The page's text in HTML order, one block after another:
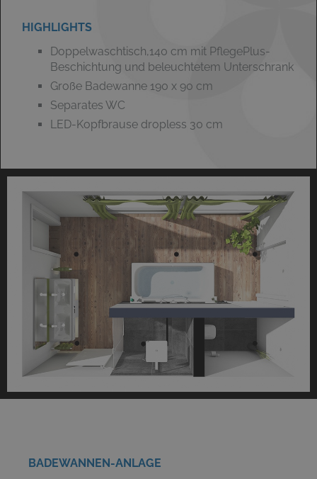
HIGHLIGHTS
Doppelwaschtisch,140 cm mit PflegePlus-
Beschichtung und beleuchtetem Unterschrank
Große Badewanne 190 x 90 cm
Separates WC
LED-Kopfbrause dropless 30 cm
BADEWANNEN-ANLAGE